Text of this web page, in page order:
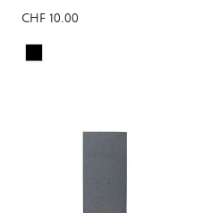
CHF 10.00
Colour
Black